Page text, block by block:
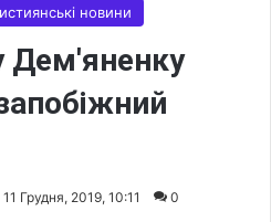
новини
Дем'яненку
11 Грудня, 2019, 10:11 0